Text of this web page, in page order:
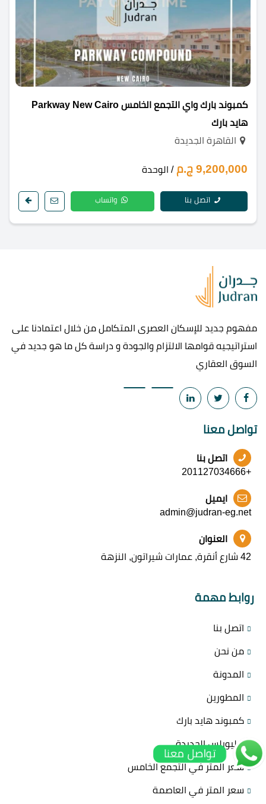
كمبوند بارك واي التجمع الخامس Parkway New Cairo
هايد بارك
القاهرة الجديدة
9,200,000 ج.م / الوحدة
اتصل بنا واتساب
مفهوم جديد للإسكان العصرى المتكامل من خلال اعتمادنا على
استراتيجيه قوامها الالتزام والجودة و دراسة كل ما هو جديد في
السوق العقاري
تواصل معنا
اتصل بنا
+201127034666
ايميل
admin@judran-eg.net
العنوان
42 شارع أنقرة, عمارات شيراتون, النزهة
روابط مهمة
اتصل بنا
من نحن
المدونة
المطورين
كمبوند هايد بارك
هليوبلس الجديدة
سعر المتر في التجمع الخامس
سعر المتر في العاصمة
تواصل معنا